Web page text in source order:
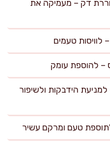
דק – מעמיקה את
– להוספת עומק
(15 מ"ל) – למניעת הידבקות ולשיפור